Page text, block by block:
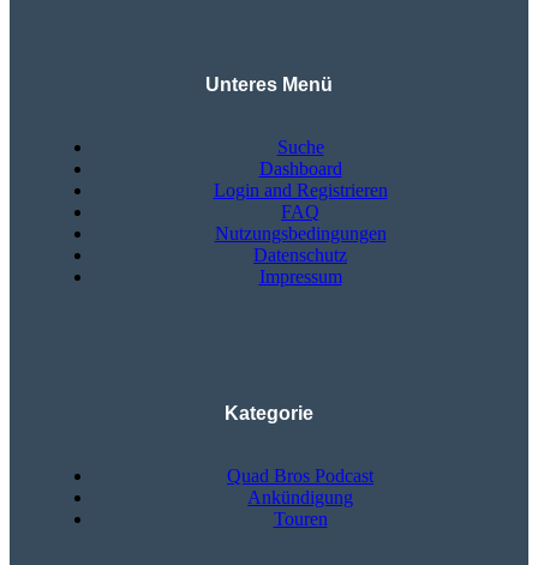
Unteres Menü
Suche
Dashboard
Login and Registrieren
FAQ
Nutzungsbedingungen
Datenschutz
Impressum
Kategorie
Quad Bros Podcast
Ankündigung
Touren